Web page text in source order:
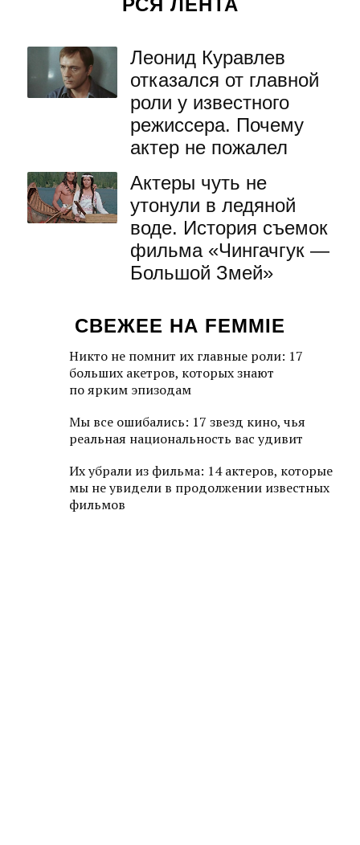
РСЯ ЛЕНТА
Леонид Куравлев
отказался от главной
роли у известного
режиссера. Почему
актер не пожалел
Актеры чуть не
утонули в ледяной
воде. История съемок
фильма «Чингачгук —
Большой Змей»
СВЕЖЕЕ НА FEMMIE
Никто не помнит их главные роли: 17
больших акетров, которых знают
по ярким эпизодам
Мы все ошибались: 17 звезд кино, чья
реальная национальность вас удивит
Их убрали из фильма: 14 актеров, которые
мы не увидели в продолжении известных
фильмов